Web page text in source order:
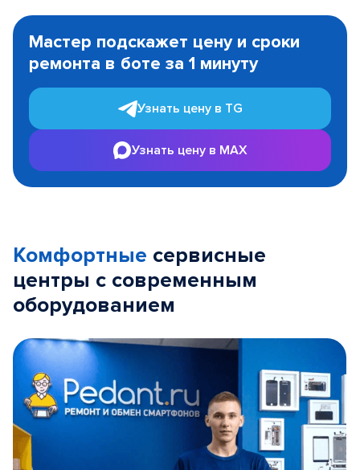
1
Мастер подскажет цену и сроки
ремонта в боте за 1 минуту
Узнать цену в TG
Узнать цену в MAX
Комфортные сервисные
центры с современным
оборудованием